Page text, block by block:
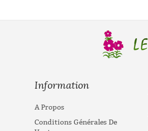
Information
A Propos
Conditions Générales De